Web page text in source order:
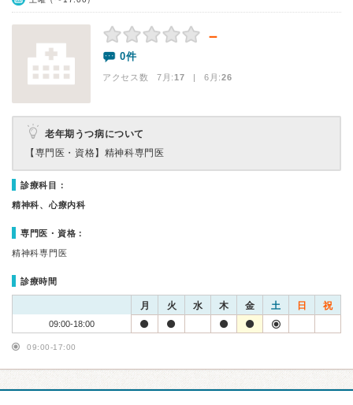
－
0件
アクセス数 7月:17 | 6月:26
老年期うつ病について
【専門医・資格】 精神科専門医
診療科目：
精神科、心療内科
専門医・資格：
精神科専門医
診療時間
月 火 水 木 金 土 日 祝
09:00-18:00
09:00-17:00